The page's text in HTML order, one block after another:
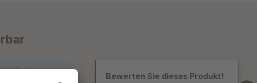
anderen.
Bewerten Sie dieses Produkt!